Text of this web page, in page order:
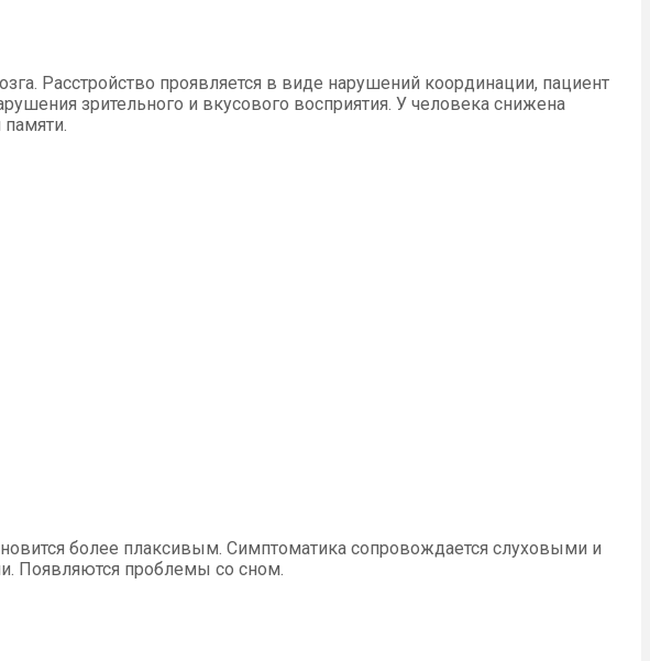
Расстройство проявляется в виде нарушений координации, пациент
зрительного и вкусового восприятия. У человека снижена
более плаксивым. Симптоматика сопровождается слуховыми и
Появляются проблемы со сном.